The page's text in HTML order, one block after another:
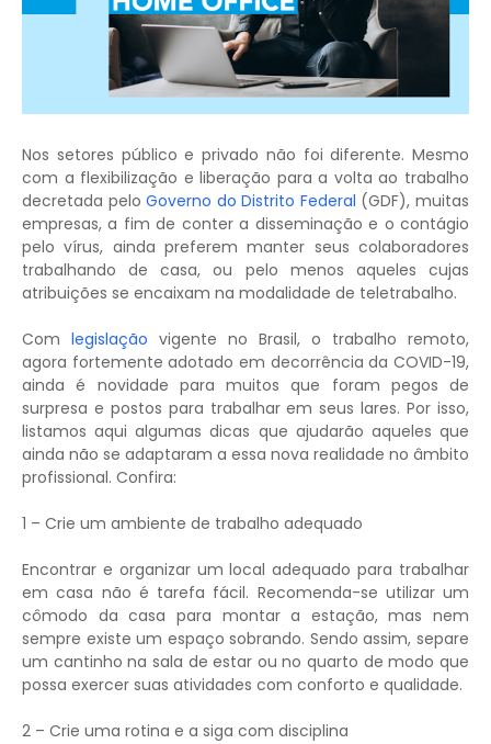
Nos setores público e privado não foi diferente. Mesmo
com a flexibilização e liberação para a volta ao trabalho
decretada peloGoverno do Distrito Federal (GDF), muitas
empresas, a fim de conter a disseminação e o contágio
pelo vírus, ainda preferem manter seus colaboradores
trabalhando de casa, ou pelo menos aqueles cujas
atribuições se encaixam na modalidade de teletrabalho.
Com legislação vigente no Brasil, o trabalho remoto,
agora fortemente adotado em decorrência da COVID-19,
ainda é novidade para muitos que foram pegos de
surpresa e postos para trabalhar em seus lares. Por isso,
listamos aqui algumas dicas que ajudarão aqueles que
ainda não se adaptaram a essa nova realidade no âmbito
profissional. Confira:
1 – Crie um ambiente de trabalho adequado
Encontrar e organizar um local adequado para trabalhar
em casa não é tarefa fácil. Recomenda-se utilizar um
cômodo da casa para montar a estação, mas nem
sempre existe um espaço sobrando. Sendo assim, separe
um cantinho na sala de estar ou no quarto de modo que
possa exercer suas atividades com conforto e qualidade.
2 – Crie uma rotina e a siga com disciplina